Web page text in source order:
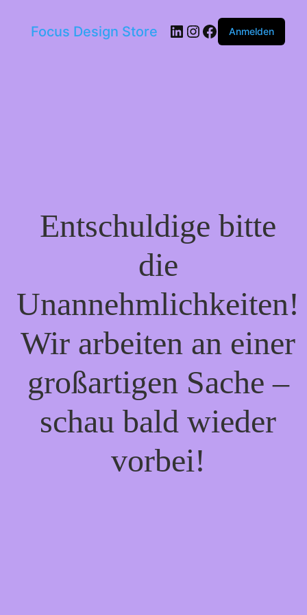
Focus Design Store LinkedIn
Instagram
Facebook
Anmelden
Entschuldige bitte
die
Unannehmlichkeiten!
Wir arbeiten an einer
großartigen Sache –
schau bald wieder
vorbei!